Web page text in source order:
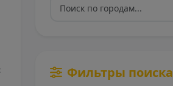
Фильтры поиска